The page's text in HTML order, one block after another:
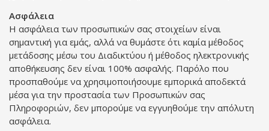
Ασφάλεια
Η ασφάλεια των προσωπικών σας στοιχείων είναι
σημαντική για εμάς, αλλά να θυμάστε ότι καμία μέθοδος
μετάδοσης μέσω του Διαδικτύου ή μέθοδος ηλεκτρονικής
αποθήκευσης δεν είναι 100% ασφαλής. Παρόλο που
προσπαθούμε να χρησιμοποιήσουμε εμπορικά αποδεκτά
μέσα για την προστασία των Προσωπικών σας
Πληροφοριών, δεν μπορούμε να εγγυηθούμε την απόλυτη
ασφάλεια.